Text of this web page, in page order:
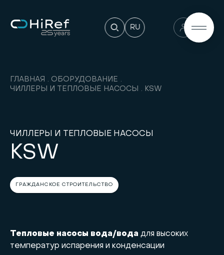
RU
ГЛАВНАЯ
ОБОРУДОВАНИЕ
ЧИЛЛЕРЫ И ТЕПЛОВЫЕ НАСОСЫ
KSW
ЧИЛЛЕРЫ И ТЕПЛОВЫЕ НАСОСЫ
KSW
ГРАЖДАНСКОЕ СТРОИТЕЛЬСТВО
Тепловые насосы вода/вода для высоких
температур испарения и конденсации